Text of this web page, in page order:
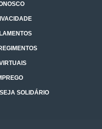
SOLIDÁRIO